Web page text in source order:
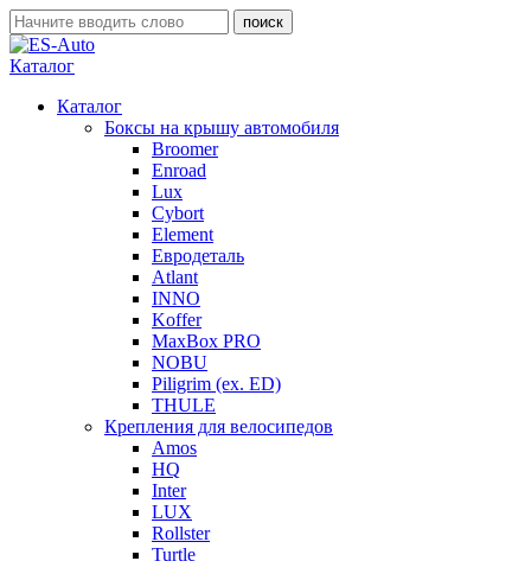
Каталог
Каталог
Боксы на крышу автомобиля
Broomer
Enroad
Lux
Cybort
Element
Евродеталь
Atlant
INNO
Koffer
MaxBox PRO
NOBU
Piligrim (ex. ED)
THULE
Крепления для велосипедов
Amos
HQ
Inter
LUX
Rollster
Turtle